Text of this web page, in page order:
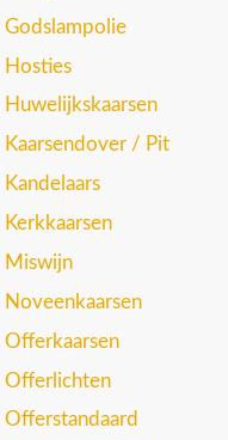
Godslampolie
Hosties
Huwelijkskaarsen
Kaarsendover / Pit
Kandelaars
Kerkkaarsen
Miswijn
Noveenkaarsen
Offerkaarsen
Offerlichten
Offerstandaard